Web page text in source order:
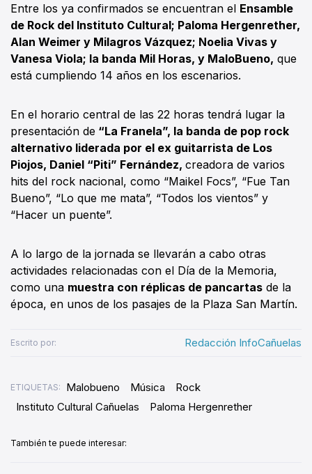
Entre los ya confirmados se encuentran el Ensamble
de Rock del Instituto Cultural; Paloma Hergenrether,
Alan Weimer y Milagros Vázquez; Noelia Vivas y
Vanesa Viola; la banda Mil Horas, y MaloBueno, que
está cumpliendo 14 años en los escenarios.
En el horario central de las 22 horas tendrá lugar la
presentación de “La Franela”, la banda de pop rock
alternativo liderada por el ex guitarrista de Los
Piojos, Daniel “Piti” Fernández, creadora de varios
hits del rock nacional, como “Maikel Focs”, “Fue Tan
Bueno”, “Lo que me mata”, “Todos los vientos” y
“Hacer un puente”.
A lo largo de la jornada se llevarán a cabo otras
actividades relacionadas con el Día de la Memoria,
como una muestra con réplicas de pancartas de la
época, en unos de los pasajes de la Plaza San Martín.
Escrito por: Redacción InfoCañuelas
ETIQUETAS: Malobueno Música
Rock
Instituto Cultural Cañuelas
Paloma Hergenrether
También te puede interesar: